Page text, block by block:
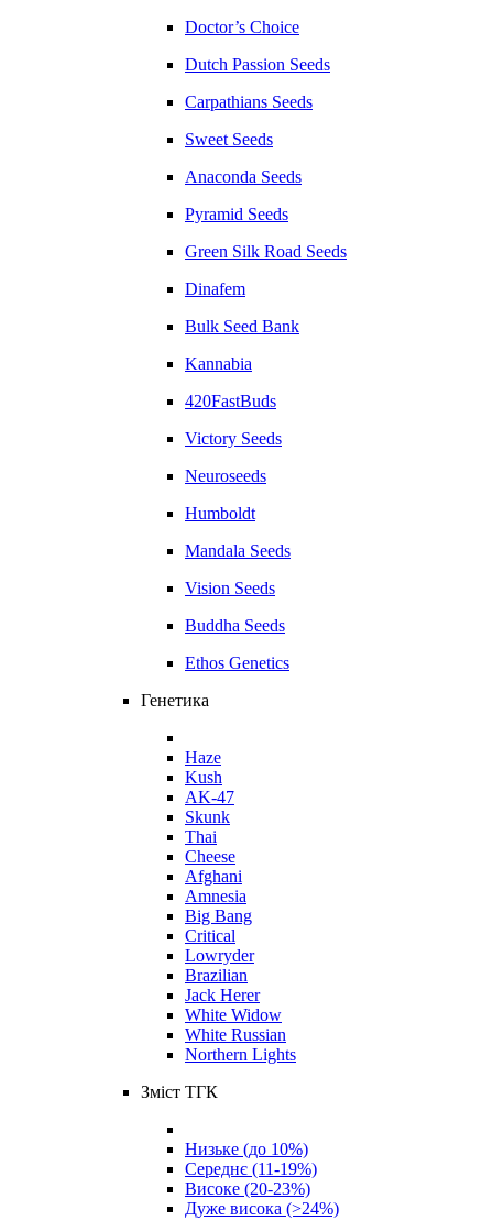
Doctor’s Choice
Dutch Passion Seeds
Carpathians Seeds
Sweet Seeds
Anaconda Seeds
Pyramid Seeds
Green Silk Road Seeds
Dinafem
Bulk Seed Bank
Kannabia
420FastBuds
Victory Seeds
Neuroseeds
Humboldt
Mandala Seeds
Vision Seeds
Buddha Seeds
Ethos Genetics
Генетика
Haze
Kush
AK-47
Skunk
Thai
Cheese
Afghani
Amnesia
Big Bang
Critical
Lowryder
Brazilian
Jack Herer
White Widow
White Russian
Northern Lights
Зміст ТГК
Низьке (до 10%)
Середнє (11-19%)
Високе (20-23%)
Дуже висока (>24%)